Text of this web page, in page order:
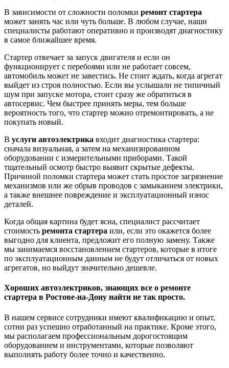
В зависимости от сложности поломки ремонт стартера
может занять час или чуть больше. В любом случае, наши
специалисты работают оперативно и производят диагностику
в самое ближайшее время.
Стартер отвечает за запуск двигателя и если он
функционирует с перебоями или не работает совсем,
автомобиль может не завестись. Не стоит ждать, когда агрегат
выйдет из строя полностью. Если вы услышали не типичный
шум при запуске мотора, стоит сразу же обратиться в
автосервис. Чем быстрее принять меры, тем больше
вероятность того, что стартер можно отремонтировать, а не
покупать новый.
В услуги автоэлектрика входит диагностика стартера:
сначала визуальная, а затем на механизированном
оборудовании с измерительными приборами. Такой
тщательный осмотр быстро выявит скрытые дефекты.
Причиной поломки стартера может стать простое загрязнение
механизмов или же обрыв проводов с замыканием электрики,
а также внешнее повреждение и эксплуатационный износ
деталей.
Когда общая картина будет ясна, специалист рассчитает
стоимость ремонта стартера или, если это окажется более
выгодно для клиента, предложит его полную замену. Также
мы занимаемся восстановлением стартеров, которые в итоге
по эксплуатационным данным не будут отличаться от новых
агрегатов, но выйдут значительно дешевле.
Хороших автоэлектриков, знающих все о ремонте
стартера в Ростове-на-Дону найти не так просто.
В нашем сервисе сотрудники имеют квалификацию и опыт,
сотни раз успешно отработанный на практике. Кроме этого,
мы располагаем профессиональным дорогостоящим
оборудованием и инструментами, которые позволяют
выполнять работу более точно и качественно.